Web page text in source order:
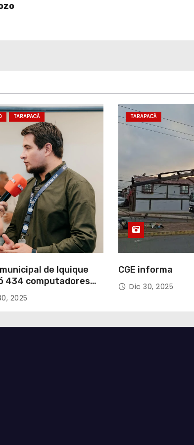
TARAPACÁ
de Iquique
434 computadores
del Gobierno de
2025
TARAPACÁ
CGE informa
Dic 30, 2025